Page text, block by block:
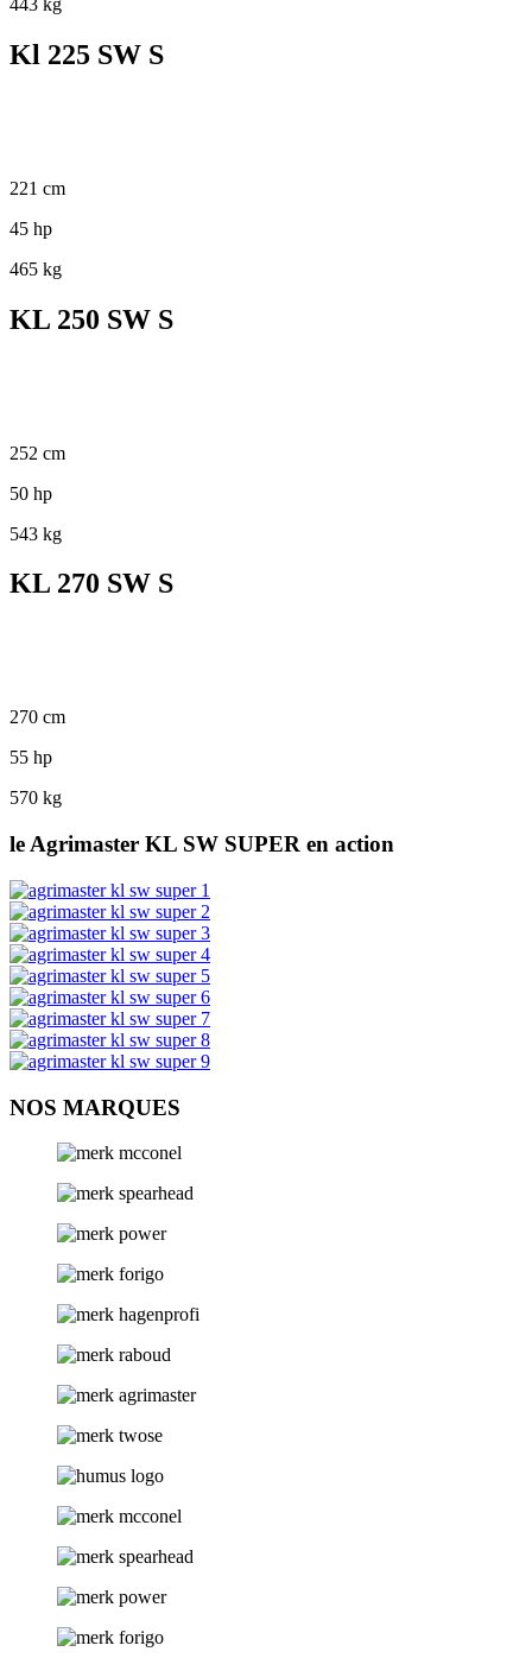
443 kg
Kl 225 SW S
221 cm
45 hp
465 kg
KL 250 SW S
252 cm
50 hp
543 kg
KL 270 SW S
270 cm
55 hp
570 kg
le Agrimaster KL SW SUPER en action
NOS MARQUES